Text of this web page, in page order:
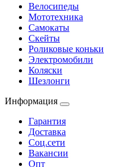
Велосипеды
Мототехника
Самокаты
Скейты
Роликовые коньки
Электромобили
Коляски
Шезлонги
Информация
Гарантия
Доставка
Соц.сети
Вакансии
Опт